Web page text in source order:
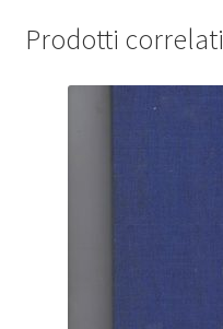
Prodotti correlati